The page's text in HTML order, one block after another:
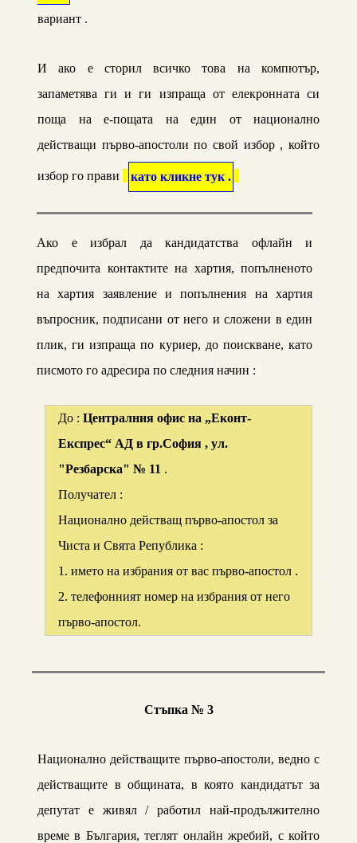
вариант .
И ако е сторил всичко това на компютър,
запаметяваги и ги изпраща от елекронната си
поща на е-пощата на един от национално
действащи първо-апостоли по свой избор , който
избор го прави като кликне тук .
Ако e избрал да кандидатства офлайн и
предпочита контактите на хартия, попълненото
на хартия заявление и попълнения на хартия
въпросник, подписани от него и сложени в един
плик, ги изпраща по куриер, до поискване, като
писмото го адресира по следния начин :
До : Централния офис на „Еконт-
Експрес“ АД в гр.София , ул.
"Резбарска" № 11 .
Получател :
Национално действащ първо-апостол за
Чиста и Свята Република :
1. името на избрания от вас първо-апостол .
2. телефонният номер на избрания от него
първо-апостол.
Стъпка № 3
Национално действащите първо-апостоли, ведно с
действащите в общината, в която кандидатът за
депутат е живял / работил най-продължително
време в България,теглят онлайн жребий, с който